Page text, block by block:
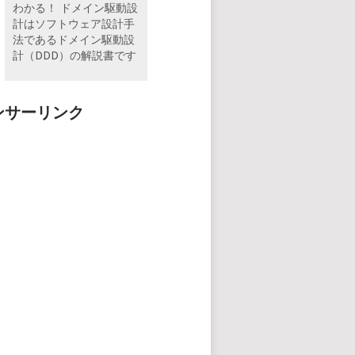
わかる！ ドメイン駆動設
計はソフトウェア設計手
法であるドメイン駆動設
計（DDD）の解説書です
ーリンク